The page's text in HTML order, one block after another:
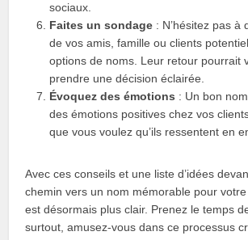
sociaux.
Faites un sondage : N’hésitez pas à
de vos amis, famille ou clients
options de noms. Leur retour pourrait
prendre une décision éclairée.
Évoquez des émotions : Un bon
des émotions positives chez vos
que vous voulez qu’ils ressentent en
Avec ces conseils et une liste d’idées
chemin vers un nom mémorable pour
est désormais plus clair. Prenez le temps
surtout, amusez-vous dans ce processus